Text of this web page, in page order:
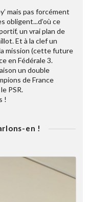
mais pas forcément
obligent...d’où ce
un vrai plan de
Et à la clef un
mission (cette future
en Fédérale 3.
un double
de France
PSR.
!
en !